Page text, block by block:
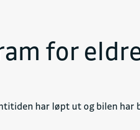
for
har løpt ut og bilen har